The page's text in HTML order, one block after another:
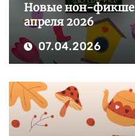
Новые нон-
апреля 2026
07.04.2026